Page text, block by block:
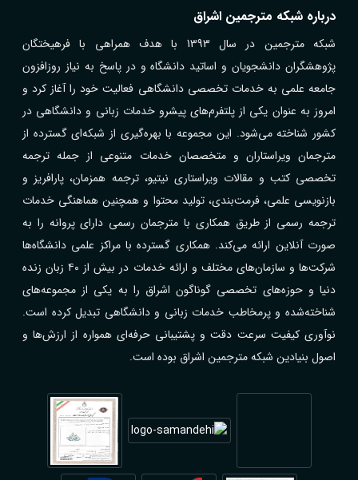
درباره شبکه مترجمین اشراق
شبکه مترجمین در سال 1393 با هدف همراهی با فرهیختگان
پژوهشگران دانشجویان و اساتید دانشگاه و در پاسخ به نیاز روزافزون
جامعه علمی به خدمات تخصصی دانشگاهی فعالیت خود را آغاز کرد و
امروز به عنوان یکی از پلتفرم‌های پیشرو خدمات زبانی و دانشگاهی در
کشور شناخته می‌شود. این مجموعه با بهره‌گیری از شبکه‌ای گسترده از
مترجمان ویراستاران و متخصصان خدمات متنوعی از جمله ترجمه
تخصصی کتب و مقالات ویراستاری نیتیو، ترجمه همزمان، پارافریز و
بازنویسی علمی، فرمت‌بندی، تولید محتوا و همچنین هماهنگی خدمات
ترجمه رسمی از طریق همکاری با مترجمان رسمی دارای پروانه را به
صورت آنلاین ارائه می‌کند. همکاری گسترده با مراکز علمی دانشگاه‌ها
شرکت‌ها و سازمان‌های مختلف و ارائه خدمات در بیش از ۴۰ زبان زنده
دنیا و حوزه‌های تخصصی گوناگون اشراق را به یکی از مجموعه‌های
شناخته‌شده و پرمخاطب خدمات زبانی و دانشگاهی تبدیل کرده است.
نوآوری کیفیت سرعت دقت و پشتیبانی حرفه‌ای همواره از ارزش‌ها و
اصول بنیادین شبکه مترجمین اشراق بوده است.